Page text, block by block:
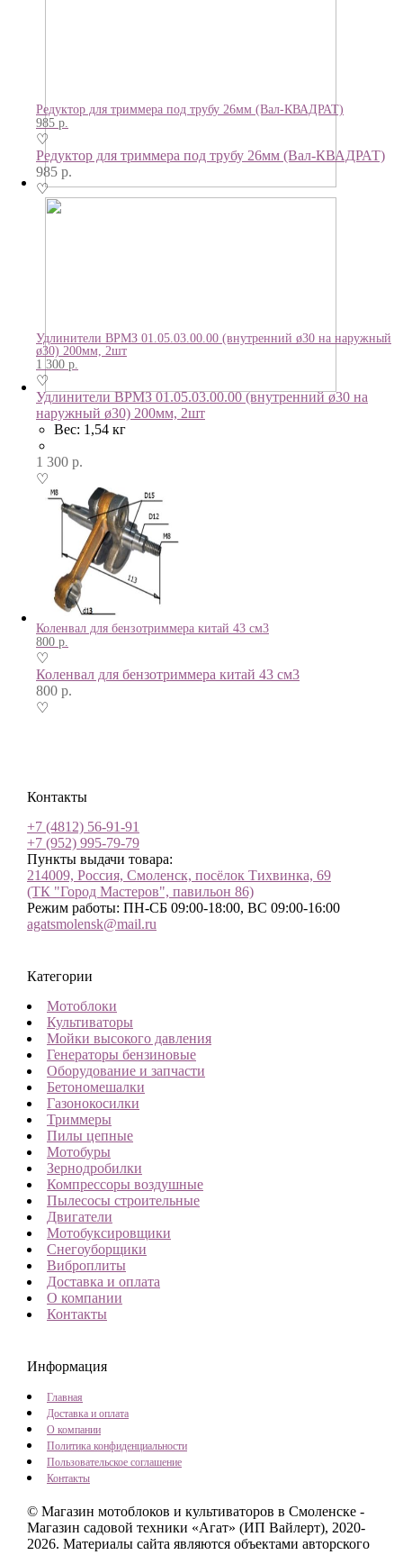
Редуктор для триммера под трубу 26мм (Вал-КВАДРАТ)
985 р.
♡
Редуктор для триммера под трубу 26мм (Вал-КВАДРАТ)
985 р.
♡
Удлинители ВРМЗ 01.05.03.00.00 (внутренний ø30 на наружный
ø30) 200мм, 2шт
1 300 р.
♡
Удлинители ВРМЗ 01.05.03.00.00 (внутренний ø30 на
наружный ø30) 200мм, 2шт
Вес: 1,54 кг
1 300 р.
♡
Коленвал для бензотриммера китай 43 см3
800 р.
♡
Коленвал для бензотриммера китай 43 см3
800 р.
♡
Контакты
+7 (4812) 56-91-91
+7 (952) 995-79-79
Пункты выдачи товара:
214009, Россия, Смоленск, посёлок Тихвинка, 69
(ТК "Город Мастеров", павильон 86)
Режим работы: ПН-СБ 09:00-18:00, ВС 09:00-16:00
agatsmolensk@mail.ru
Категории
Мотоблоки
Культиваторы
Мойки высокого давления
Генераторы бензиновые
Оборудование и запчасти
Бетономешалки
Газонокосилки
Триммеры
Пилы цепные
Мотобуры
Зернодробилки
Компрессоры воздушные
Пылесосы строительные
Двигатели
Мотобуксировщики
Снегоуборщики
Виброплиты
Доставка и оплата
О компании
Контакты
Информация
Главная
Доставка и оплата
О компании
Политика конфиденциальности
Пользовательское соглашение
Контакты
© Магазин мотоблоков и культиваторов в Смоленске -
Магазин садовой техники «Агат» (ИП Вайлерт), 2020-
2026. Материалы сайта являются объектами авторского